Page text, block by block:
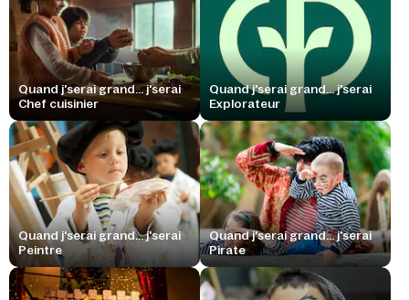
Quand j'serai grand... j'serai
Chef cuisinier
Quand j'serai grand... j'serai
Explorateur
Quand j'serai grand... j'serai
Peintre
Quand j'serai grand... j'serai
Pirate